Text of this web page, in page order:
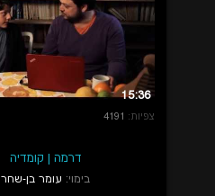
15:36
צפיות: 4191
דרמה | קומדיה
בימוי: עומר בן-שחר